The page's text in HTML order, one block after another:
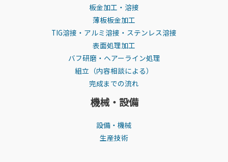
板金加工・溶接
薄板板金加工
TIG溶接・アルミ溶接・ステンレス溶接
表面処理加工
バフ研磨・ヘアーライン処理
組立（内容相談による）
完成までの流れ
機械・設備
設備・機械
生産技術